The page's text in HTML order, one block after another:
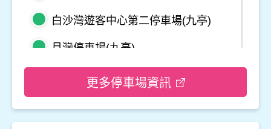
白沙灣遊客中心第二停車場(九亭)
月灣停車場(九亭)
野柳地質公園停車場
更多停車場資訊